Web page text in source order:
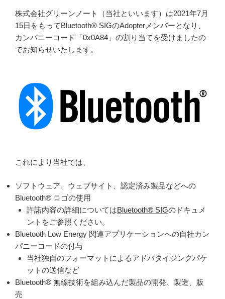
ー
ン
ノ
ー
月
日
4
に
入
り
し
た”
の
株式会社グリーンノート（当社といいます）は2021年7月
15日をもってBluetooth® SIGのAdopterメンバーとなり、
カンパニーコード「0x0A84」の割り当てを受けましたの
でお知らせいたします。
これにより当社では、
ソフトウェア、ウェブサイト、認定済み製品などへの
Bluetooth® ロゴの使用
許諾内容の詳細についてはBluetooth® SIGのドキュメ
ントをご参照ください。
Bluetooth Low Energy 関連アプリケーションへの自社カン
パニーコードの付与
当社独自のフォーマットによるアドバタイジングパケ
ットの送信など
Bluetooth® 無線技術を組み込んだ製品の開発、製造、販
売